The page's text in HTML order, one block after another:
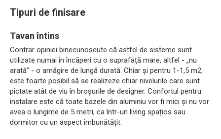
Tipuri de finisare
Tavan întins
Contrar opiniei binecunoscute că astfel de sisteme sunt
utilizate numai în încăperi cu o suprafață mare, altfel - „nu
arată” - o amăgire de lungă durată. Chiar și pentru 1-1,5 m2,
este foarte posibil să se realizeze chiar nivelurile care sunt
pictate atât de viu în broșurile de designer. Confortul pentru
instalare este că toate bazele din aluminiu vor fi mici și nu vor
avea o lungime de 5 metri, ca într-un living spațios sau
dormitor cu un aspect îmbunătățit.